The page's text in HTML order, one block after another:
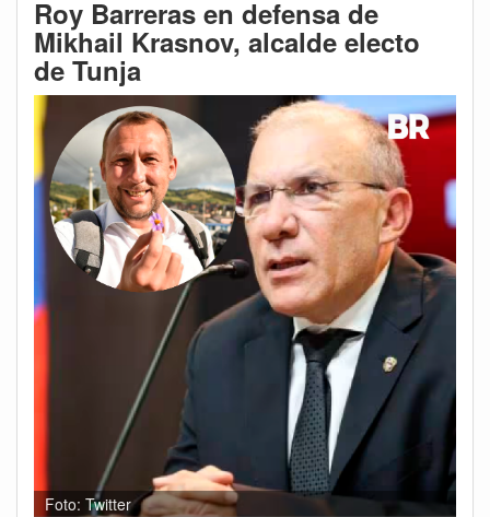
Roy Barreras en defensa de
Mikhail Krasnov, alcalde electo
de Tunja
Foto: Twitter